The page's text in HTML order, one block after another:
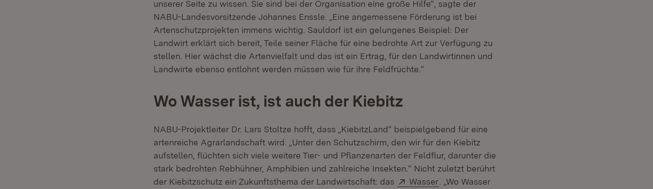
unserer Seite zu wissen. Sie sind bei der Organisation eine große Hilfe“, sagte der
NABU-Landesvorsitzende Johannes Enssle. „Eine angemessene Förderung ist bei
Artenschutzprojekten immens wichtig. Sauldorf ist ein gelungenes Beispiel: Der
Landwirt erklärt sich bereit, Teile seiner Fläche für eine bedrohte Art zur Verfügung zu
stellen. Hier wächst die Artenvielfalt und das ist ein Ertrag, für den Landwirtinnen und
Landwirte ebenso entlohnt werden müssen wie für ihre Feldfrüchte.“
Wo Wasser ist, ist auch der Kiebitz
NABU-Projektleiter Dr. Lars Stoltze hofft, dass „KiebitzLand“ beispielgebend für eine
artenreiche Agrarlandschaft wird. „Unter den Schutzschirm, den wir für den Kiebitz
aufstellen, flüchten sich viele weitere Tier- und Pflanzenarten der Feldflur, darunter die
stark bedrohten Rebhühner, Amphibien und zahlreiche Insekten.“ Nicht zuletzt berührt
der Kiebitzschutz ein Zukunftsthema der Landwirtschaft: das
Extern:
Wasser (Öffnet in neuem Fenster)
. „Wo Wasser